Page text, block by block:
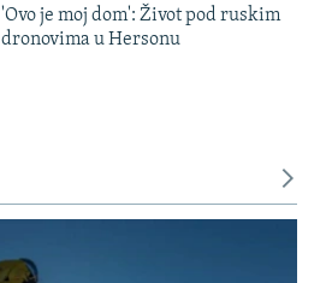
'Ovo je moj dom': Život pod ruskim
dronovima u Hersonu